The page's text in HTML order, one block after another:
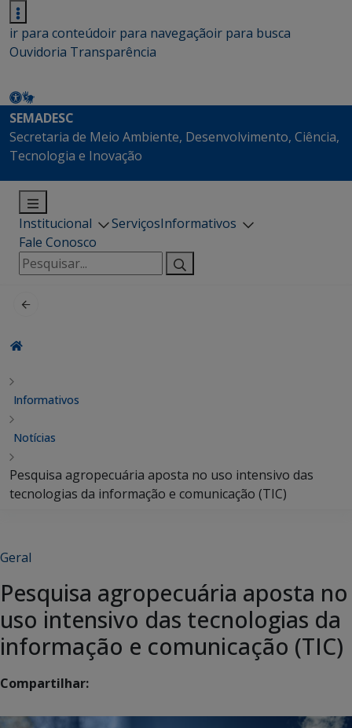
ir para conteúdoir para navegaçãoir para busca
Ouvidoria Transparência
SEMADESC
Secretaria de Meio Ambiente, Desenvolvimento, Ciência,
Tecnologia e Inovação
Institucional ServiçosInformativos
Fale Conosco
Pesquisar
por:
Informativos
Notícias
Pesquisa agropecuária aposta no uso intensivo das
tecnologias da informação e comunicação (TIC)
Geral
Pesquisa agropecuária aposta no
uso intensivo das tecnologias da
informação e comunicação (TIC)
Compartilhar: